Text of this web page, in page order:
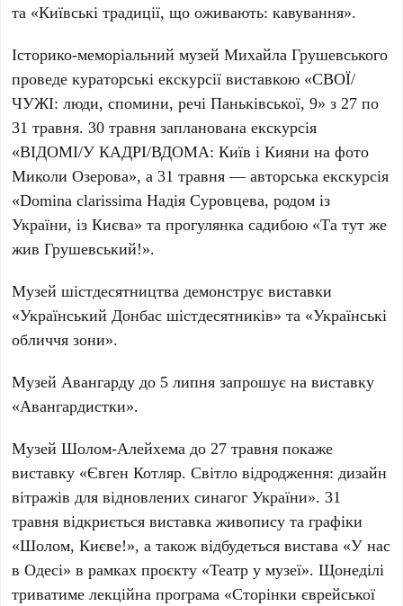
та «Київські традиції, що оживають: кавування».
Історико-меморіальний музей Михайла Грушевського
проведе кураторські екскурсії виставкою «СВОЇ/
ЧУЖІ: люди, спомини, речі Паньківської, 9» з 27 по
31 травня. 30 травня запланована екскурсія
«ВІДОМІ/У КАДРІ/ВДОМА: Київ і Кияни на фото
Миколи Озерова», а 31 травня — авторська екскурсія
«Domina clarissima Надія Суровцева, родом із
України, із Києва» та прогулянка садибою «Та тут же
жив Грушевський!».
Музей шістдесятництва демонструє виставки
«Український Донбас шістдесятників» та «Українські
обличчя зони».
Музей Авангарду до 5 липня запрошує на виставку
«Авангардистки».
Музей Шолом-Алейхема до 27 травня покаже
виставку «Євген Котляр. Світло відродження: дизайн
вітражів для відновлених синагог України». 31
травня відкриється виставка живопису та графіки
«Шолом, Києве!», а також відбудеться вистава «У нас
в Одесі» в рамках проєкту «Театр у музеї». Щонеділі
триватиме лекційна програма «Сторінки єврейської